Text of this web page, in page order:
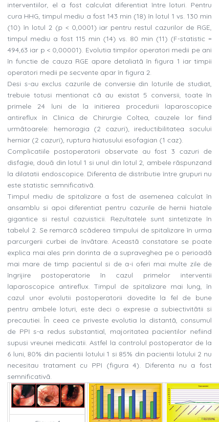
interventiilor, el a fost calculat diferentiat între loturi. Pentru
cura HHG, timpul mediu a fost 143 min (18) în lotul 1 vs. 130 min
(10) în lotul 2 (p < 0,0001) iar pentru restul cazurilor de RGE,
timpul mediu a fost 115 min (14) vs. 80 min (11) (F-statistic =
494,63 iar p < 0,00001). Evolutia timpilor operatori medii pe ani
în functie de cauza RGE apare detaliatã în figura 1 iar timpii
operatori medii pe secvente apar în figura 2.
Desi s-au exclus cazurile de conversie din loturile de studiat,
trebuie totusi mentionat cã au existat 5 conversii, toate în
primele 24 luni de la initierea procedurii laparoscopice
antireflux în Clinica de Chirurgie Coltea, cauzele lor fiind
urmãtoarele: hemoragia (2 cazuri), ireductibilitatea sacului
herniar (2 cazuri), ruptura hiatusului esofagian (1 caz).
Complicatiile postoperatorii observate au fost 3 cazuri de
disfagie, douã din lotul 1 si unul din lotul 2, ambele rãspunzand
la dilatatii endoscopice. Diferenta de distributie între grupuri nu
este statistic semnificativã.
Timpul mediu de spitalizare a fost de asemenea calculat în
ansamblu si apoi diferentiat pentru cazurile de hernii hiatale
gigantice si restul cazuisticii. Rezultatele sunt sintetizate în
tabelul 2. Se remarcã scãderea timpului de spitalizare în urma
parcurgerii curbei de învãtare. Aceastã constatare se poate
explica mai ales prin dorinta de a supraveghea pe o perioadã
mai mare de timp pacientul si de a-i oferi mai multe zile de
îngrijire postoperatorie în cazul primelor interventii
laparoscopice antireflux. Timpul de spitalizare mai lung, în
cazul unor evolutii postoperatorii dovedite la fel de bune
pentru ambele loturi, este deci o expresie a subiectivitãtii si
precautiei. În ceea ce priveste evolutia la distantã, consumul
de PPI s-a redus substantial, majoritatea pacientilor nefiind
supusi vreunei medicatii. Astfel la controlul postoperator de la
6 luni, 80% din pacientii lotului 1 si 85% din pacientii lotului 2 nu
necesitau tratament cu PPI (figura 4). Diferenta nu a fost
semnificativã.